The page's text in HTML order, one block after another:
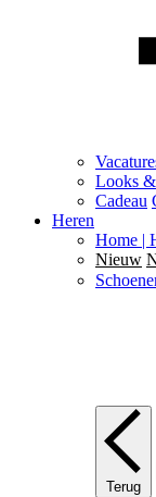
Looks
Cadeau
Heren
Home |
Nieuw
Terug